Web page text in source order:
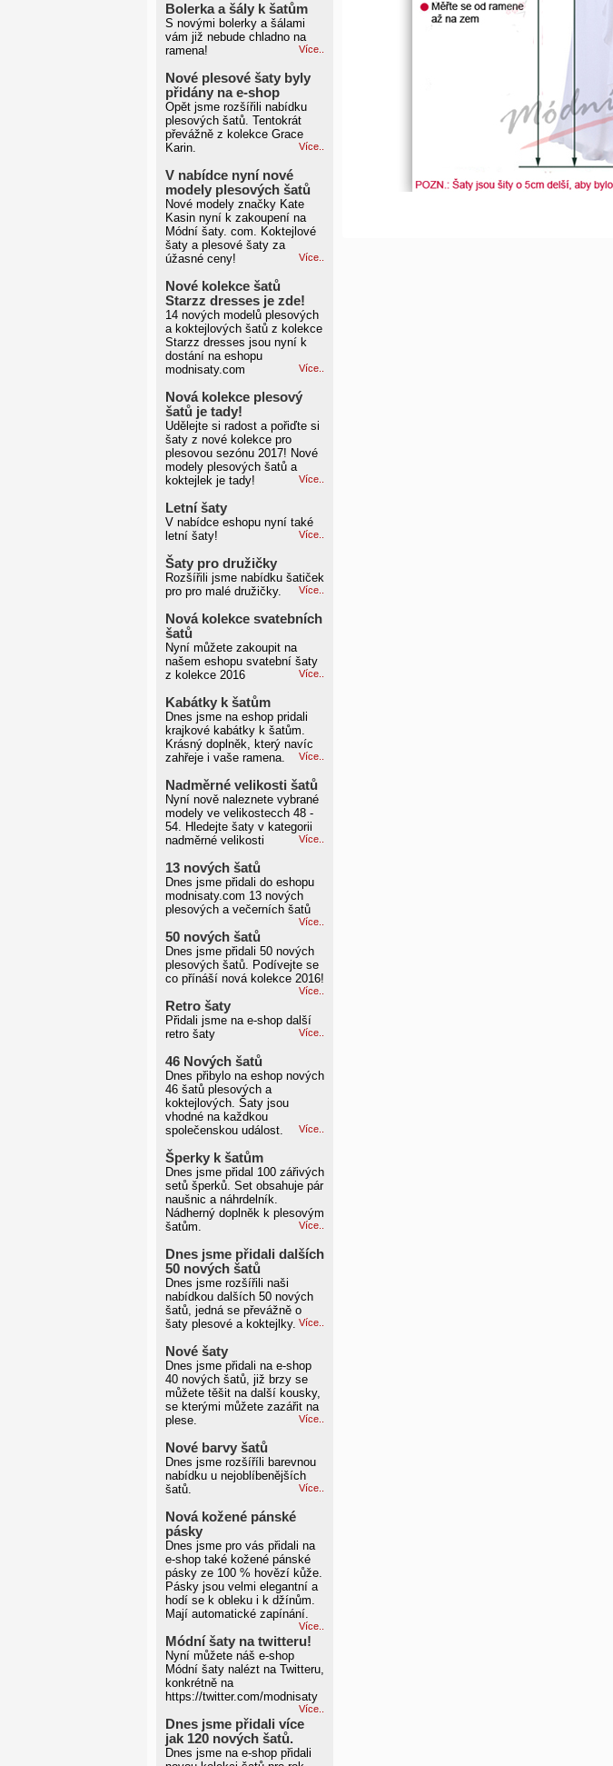
Bolerka a šály k šatům
S novými bolerky a šálami
vám již nebude chladno na
ramena!
Více..
Nové plesové šaty byly
přidány na e-shop
Opět jsme rozšířili nabídku
plesových šatů. Tentokrát
převážně z kolekce Grace
Karin.
Více..
V nabídce nyní nové
modely plesových šatů
Nové modely značky Kate
Kasin nyní k zakoupení na
Módní šaty. com. Koktejlové
šaty a plesové šaty za
úžasné ceny!
Více..
Nové kolekce šatů
Starzz dresses je zde!
14 nových modelů plesových
a koktejlových šatů z kolekce
Starzz dresses jsou nyní k
dostání na eshopu
modnisaty.com
Více..
Nová kolekce plesový
šatů je tady!
Udělejte si radost a pořiďte si
šaty z nové kolekce pro
plesovou sezónu 2017! Nové
modely plesových šatů a
koktejlek je tady!
Více..
Letní šaty
V nabídce eshopu nyní také
letní šaty!
Více..
Šaty pro družičky
Rozšířili jsme nabídku šatiček
pro pro malé družičky.
Více..
Nová kolekce svatebních
šatů
Nyní můžete zakoupit na
našem eshopu svatební šaty
z kolekce 2016
Více..
Kabátky k šatům
Dnes jsme na eshop pridali
krajkové kabátky k šatům.
Krásný doplněk, který navíc
zahřeje i vaše ramena.
Více..
Nadměrné velikosti šatů
Nyní nově naleznete vybrané
modely ve velikostecch 48 -
54. Hledejte šaty v kategorii
nadměrné velikosti
Více..
13 nových šatů
Dnes jsme přidali do eshopu
modnisaty.com 13 nových
plesových a večerních šatů
Více..
50 nových šatů
Dnes jsme přidali 50 nových
plesových šatů. Podívejte se
co přínáší nová kolekce 2016!
Více..
Retro šaty
Přidali jsme na e-shop další
retro šaty
Více..
46 Nových šatů
Dnes přibylo na eshop nových
46 šatů plesových a
koktejlových. Šaty jsou
vhodné na každkou
společenskou událost.
Více..
Šperky k šatům
Dnes jsme přidal 100 zářivých
setů šperků. Set obsahuje pár
naušnic a náhrdelník.
Nádherný doplněk k plesovým
šatům.
Více..
Dnes jsme přidali dalších
50 nových šatů
Dnes jsme rozšířili naši
nabídkou dalších 50 nových
šatů, jedná se převážně o
šaty plesové a koktejlky. Více..
Nové šaty
Dnes jsme přidali na e-shop
40 nových šatů, již brzy se
můžete těšit na další kousky,
se kterými můžete zazářit na
plese.
Více..
Nové barvy šatů
Dnes jsme rozšíříli barevnou
nabídku u nejoblíbenějších
šatů.
Více..
Nová kožené pánské
pásky
Dnes jsme pro vás přidali na
e-shop také kožené pánské
pásky ze 100 % hovězí kůže.
Pásky jsou velmi elegantní a
hodí se k obleku i k džínům.
Mají automatické zapínání.
Více..
Módní šaty na twitteru!
Nyní můžete náš e-shop
Módní šaty nalézt na Twitteru,
konkrétně na
https://twitter.com/modnisaty
Více..
Dnes jsme přidali více
jak 120 nových šatů.
Dnes jsme na e-shop přidali